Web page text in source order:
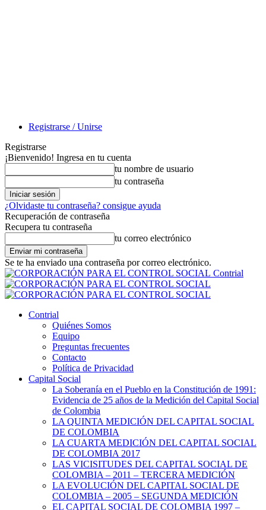
Registrarse / Unirse
Registrarse
¡Bienvenido! Ingresa en tu cuenta
tu nombre de usuario
tu contraseña
¿Olvidaste tu contraseña? consigue ayuda
Recuperación de contraseña
Recupera tu contraseña
tu correo electrónico
Se te ha enviado una contraseña por correo electrónico.
Contrial
Contrial
Quiénes Somos
Equipo
Preguntas frecuentes
Contacto
Política de Privacidad
Capital Social
La Soberanía en el Pueblo en la Constitución de 1991:
Evidencia de 25 años de la Medición del Capital Social
de Colombia
LA QUINTA MEDICIÓN DEL CAPITAL SOCIAL
DE COLOMBIA
LA CUARTA MEDICIÓN DEL CAPITAL SOCIAL
DE COLOMBIA 2017
LAS VICISITUDES DEL CAPITAL SOCIAL DE
COLOMBIA – 2011 – TERCERA MEDICIÓN
LA EVOLUCIÓN DEL CAPITAL SOCIAL DE
COLOMBIA – 2005 – SEGUNDA MEDICIÓN
EL CAPITAL SOCIAL DE COLOMBIA 1997 –